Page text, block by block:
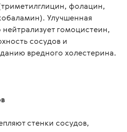
фолацин,
Улучшенная
гомоцистеин,
сосудов и
вредного холестерина.
стенки сосудов,